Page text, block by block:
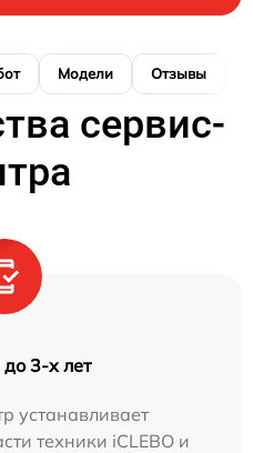
Модели Отзывы
сервис-
3-х лет
устанавливает
техники iCLEBO и